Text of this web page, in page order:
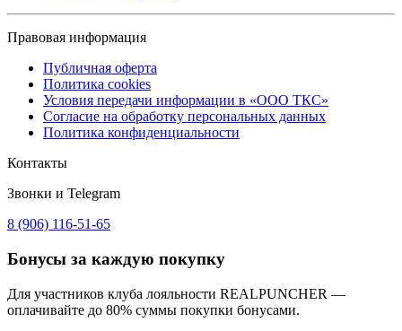
Правовая информация
Публичная оферта
Политика cookies
Условия передачи информации в «ООО ТКС»
Согласие на обработку персональных данных
Политика конфиденциальности
Контакты
Звонки и Telegram
8 (906) 116-51-65
Бонусы за каждую покупку
Для участников клуба лояльности REALPUNCHER —
оплачивайте до 80% суммы покупки бонусами.